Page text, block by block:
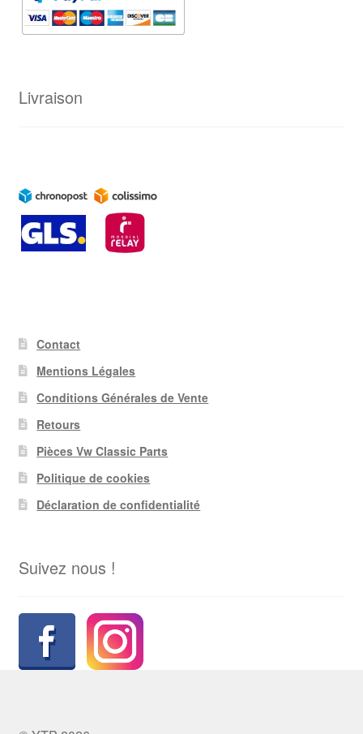
Livraison
Contact
Mentions Légales
Conditions Générales de Vente
Retours
Pièces Vw Classic Parts
Politique de cookies
Déclaration de confidentialité
Suivez nous !